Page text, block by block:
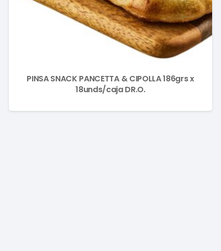
PINSA SNACK PANCETTA & CIPOLLA 186grs x
18unds/caja DR.O.